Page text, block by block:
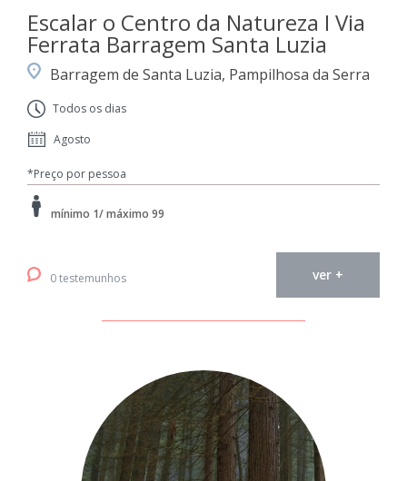
Escalar o Centro da Natureza I Via
Ferrata Barragem Santa Luzia
Barragem de Santa Luzia, Pampilhosa da Serra
Todos os dias
Agosto
*Preço por pessoa
mínimo 1/ máximo 99
0 testemunhos ver +